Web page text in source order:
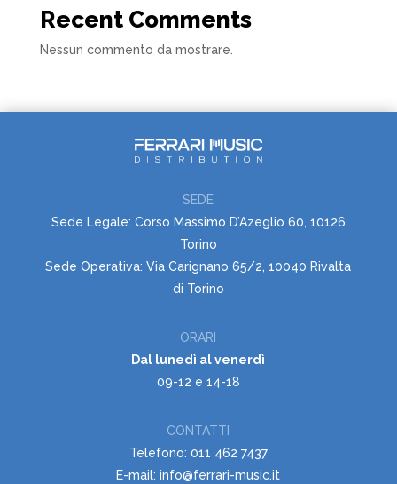
Recent Comments
Nessun commento da mostrare.
SEDE
Sede Legale: Corso Massimo D’Azeglio 60, 10126
Torino
Sede Operativa: Via Carignano 65/2, 10040 Rivalta
di Torino
ORARI
Dal lunedì al venerdì
09-12 e 14-18
CONTATTI
Telefono: 011 462 7437
E-mail: info@ferrari-music.it